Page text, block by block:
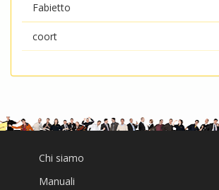
Fabietto
coort
Chi siamo
Manuali